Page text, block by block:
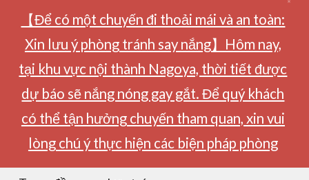
【Để có một chuyến đi thoải mái và an toàn:
Xin lưu ý phòng tránh say nắng】Hôm nay,
tại khu vực nội thành Nagoya, thời tiết được
dự báo sẽ nắng nóng gay gắt. Để quý khách
có thể tận hưởng chuyến tham quan, xin vui
lòng chú ý thực hiện các biện pháp phòng